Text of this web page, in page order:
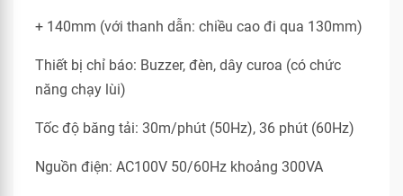
+ 140mm (với thanh dẫn: chiều cao đi qua 130mm)
Thiết bị chỉ báo: Buzzer, đèn, dây curoa (có chức
năng chạy lùi)
Tốc độ băng tải: 30m/phút (50Hz), 36 phút (60Hz)
Nguồn điện: AC100V 50/60Hz khoảng 300VA